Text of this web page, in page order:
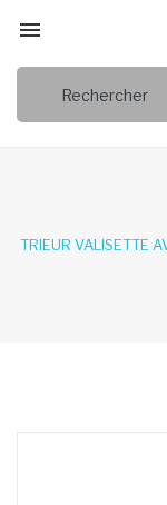

TRIEUR VALISETTE